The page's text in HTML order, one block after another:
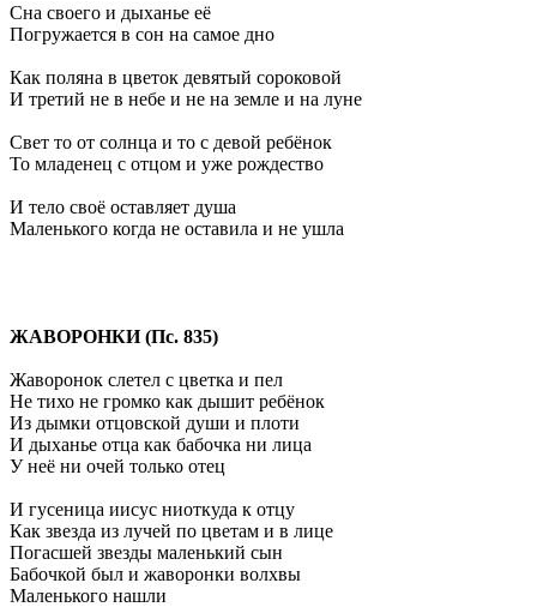
Сна своего и дыханье её
Погружается в сон на самое дно
Как поляна в цветок девятый сороковой
И третий не в небе и не на земле и на луне
Свет то от солнца и то с девой ребёнок
То младенец с отцом и уже рождество
И тело своё оставляет душа
Маленького когда не оставила и не ушла
ЖАВОРОНКИ (Пс. 835)
Жаворонок слетел с цветка и пел
Не тихо не громко как дышит ребёнок
Из дымки отцовской души и плоти
И дыханье отца как бабочка ни лица
У неё ни очей только отец
И гусеница иисус ниоткуда к отцу
Как звезда из лучей по цветам и в лице
Погасшей звезды маленький сын
Бабочкой был и жаворонки волхвы
Маленького нашли